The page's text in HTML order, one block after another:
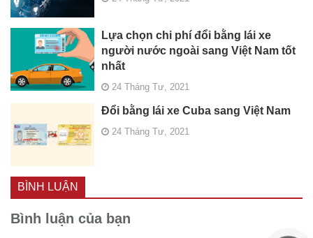
Lựa chọn chi phí đổi bằng lái xe
người nước ngoài sang Việt Nam tốt
nhất
24 Tháng Tư, 2021
Đổi bằng lái xe Cuba sang Việt Nam
24 Tháng Tư, 2021
BÌNH LUẬN
Bình luận của bạn